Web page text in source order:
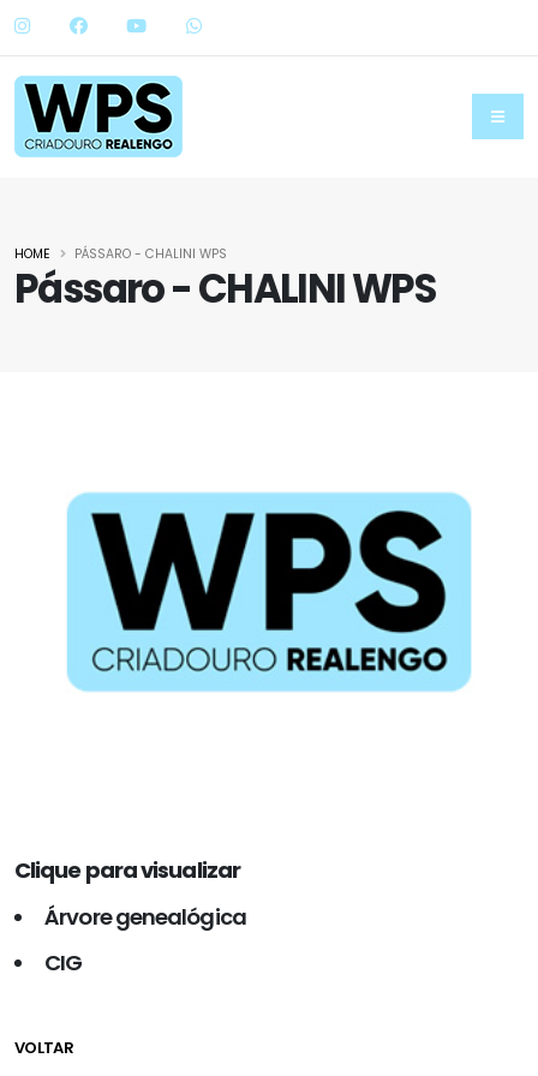
Pássaro - CHALINI WPS
HOME PÁSSARO - CHALINI WPS
Clique para visualizar
Árvore genealógica
CIG
VOLTAR